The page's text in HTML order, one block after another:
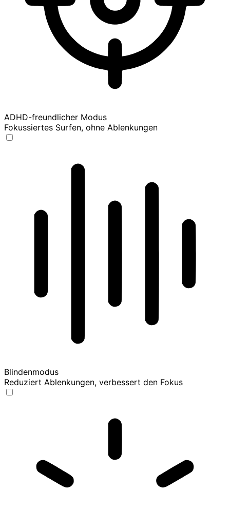
ADHD-freundlicher Modus
Fokussiertes Surfen, ohne Ablenkungen
Blindenmodus
Reduziert Ablenkungen, verbessert den Fokus